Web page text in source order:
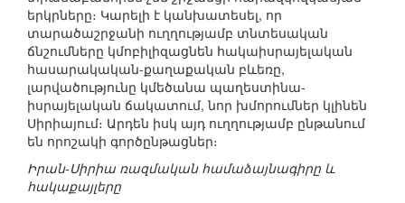
երկրները։ Կարելի է կանխատեսել, որ
տարածաշրջանի ուղղությամբ տնտեսական
ճնշումները կմոբիլիզացնեն հակաիսրայելական
հասարակական-քաղաքական բևեռը,
լարվածությունը կմեծանա պաղեստինա-
իսրայելական ճակատում, նոր խմորումներ կլինեն
Սիրիայում։ Արդեն իսկ այդ ուղղությամբ ընթանում
են որոշակի գործընթացներ։
Իրան-Սիրիա ռազմական համաձայնագիրը և
հակաքայլերը